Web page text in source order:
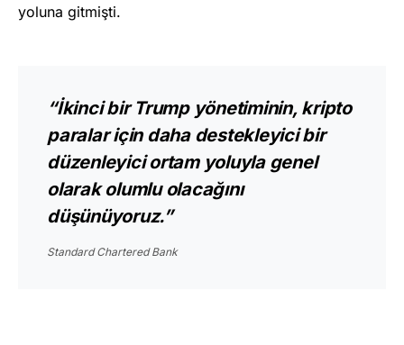
yoluna gitmişti.
“İkinci bir Trump yönetiminin, kripto
paralar için daha destekleyici bir
düzenleyici ortam yoluyla genel
olarak olumlu olacağını
düşünüyoruz.”
Standard Chartered Bank